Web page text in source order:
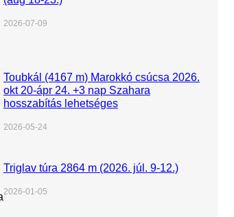
2026-07-09
Toubkál (4167 m) Marokkó csúcsa 2026.
okt 20-ápr 24. +3 nap Szahara
hosszabítás lehetséges
2026-05-24
Triglav túra 2864 m (2026. júl. 9-12.)
2026-01-05